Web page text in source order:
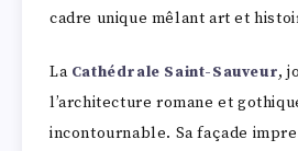
cadre unique mêlant art et
La Cathédrale Saint-Sauveur,
l’architecture romane et
incontournable. Sa façade